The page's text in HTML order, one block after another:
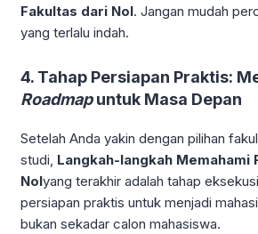
Fakultas dari Nol. Jangan mudah
yang terlalu indah.
4. Tahap Persiapan Praktis:
Roadmapuntuk Masa Depan
Setelah Anda yakin dengan pilihan
studi, Langkah-langkah Memahami
Nolyang terakhir adalah tahap
persiapan praktis untuk menjadi
bukan sekadar calon mahasiswa.